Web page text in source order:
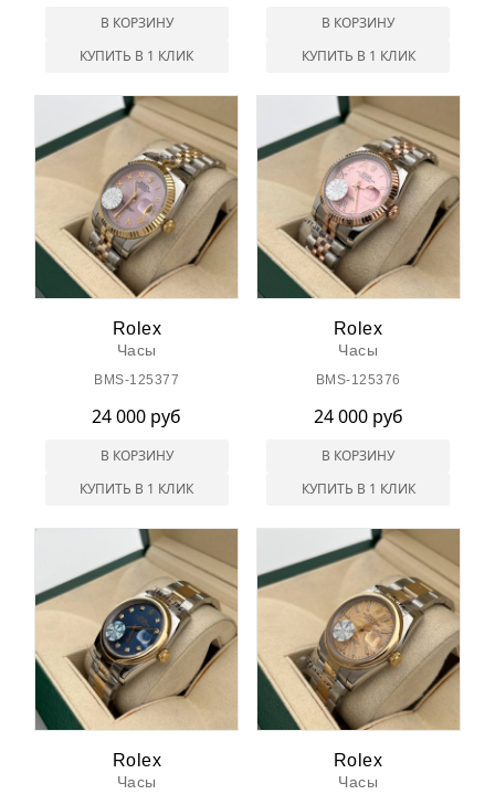
В КОРЗИНУ
КУПИТЬ В 1 КЛИК
В КОРЗИНУ
КУПИТЬ В 1 КЛИК
Rolex
Часы
BMS-125377
24 000 руб
В КОРЗИНУ
КУПИТЬ В 1 КЛИК
Rolex
Часы
BMS-125376
24 000 руб
В КОРЗИНУ
КУПИТЬ В 1 КЛИК
Rolex
Часы
Rolex
Часы